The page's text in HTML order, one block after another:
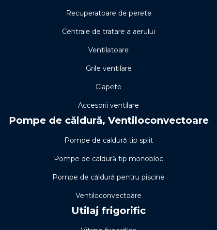
Recuperatoare de perete
Centrale de tratare a aerului
Ventilatoare
Grile ventilare
Clapete
Accesorii ventilare
Pompe de căldură, Ventiloconvectoare
Pompe de caldură tip split
Pompe de caldură tip monobloc
Pompe de căldură pentru piscine
Ventiloconvectoare
Utilaj frigorific